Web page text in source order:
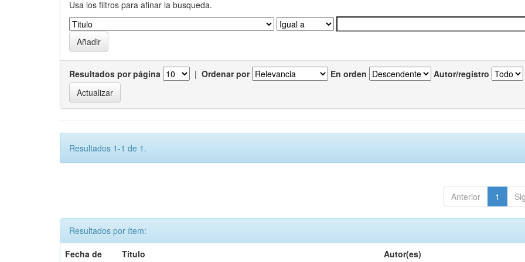
Usa los filtros para afinar la busqueda.
Resultados por página | Ordenar por En orden Autor/registro
Resultados 1-1 de 1.
Anterior 1
Resultados por ítem:
Fecha de
Título Autor(es)